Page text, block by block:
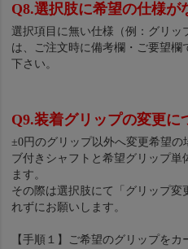
Q8.選択肢に希望の仕様が
選択項目に無い仕様（例：グリッ
は、ご注文時に備考欄・ご要望欄
下さい。
Q9.装着グリップの変更に
±0円のグリップ以外へ変更希望
ブ付きシャフトと希望グリップ単
ます。
その際は選択肢にて「グリップ
れずにお願いします。
【手順１】ご希望のグリップをカ